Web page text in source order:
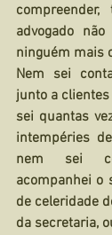
advogado
ninguém mais
Nem sei
junto a
sei quantas
intempéries
nem sei
acompanhei o
de celeridade
da secretaria,